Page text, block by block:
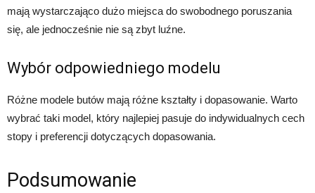
mają wystarczająco dużo miejsca do swobodnego poruszania
się, ale jednocześnie nie są zbyt luźne.
Wybór odpowiedniego modelu
Różne modele butów mają różne kształty i dopasowanie. Warto
wybrać taki model, który najlepiej pasuje do indywidualnych cech
stopy i preferencji dotyczących dopasowania.
Podsumowanie